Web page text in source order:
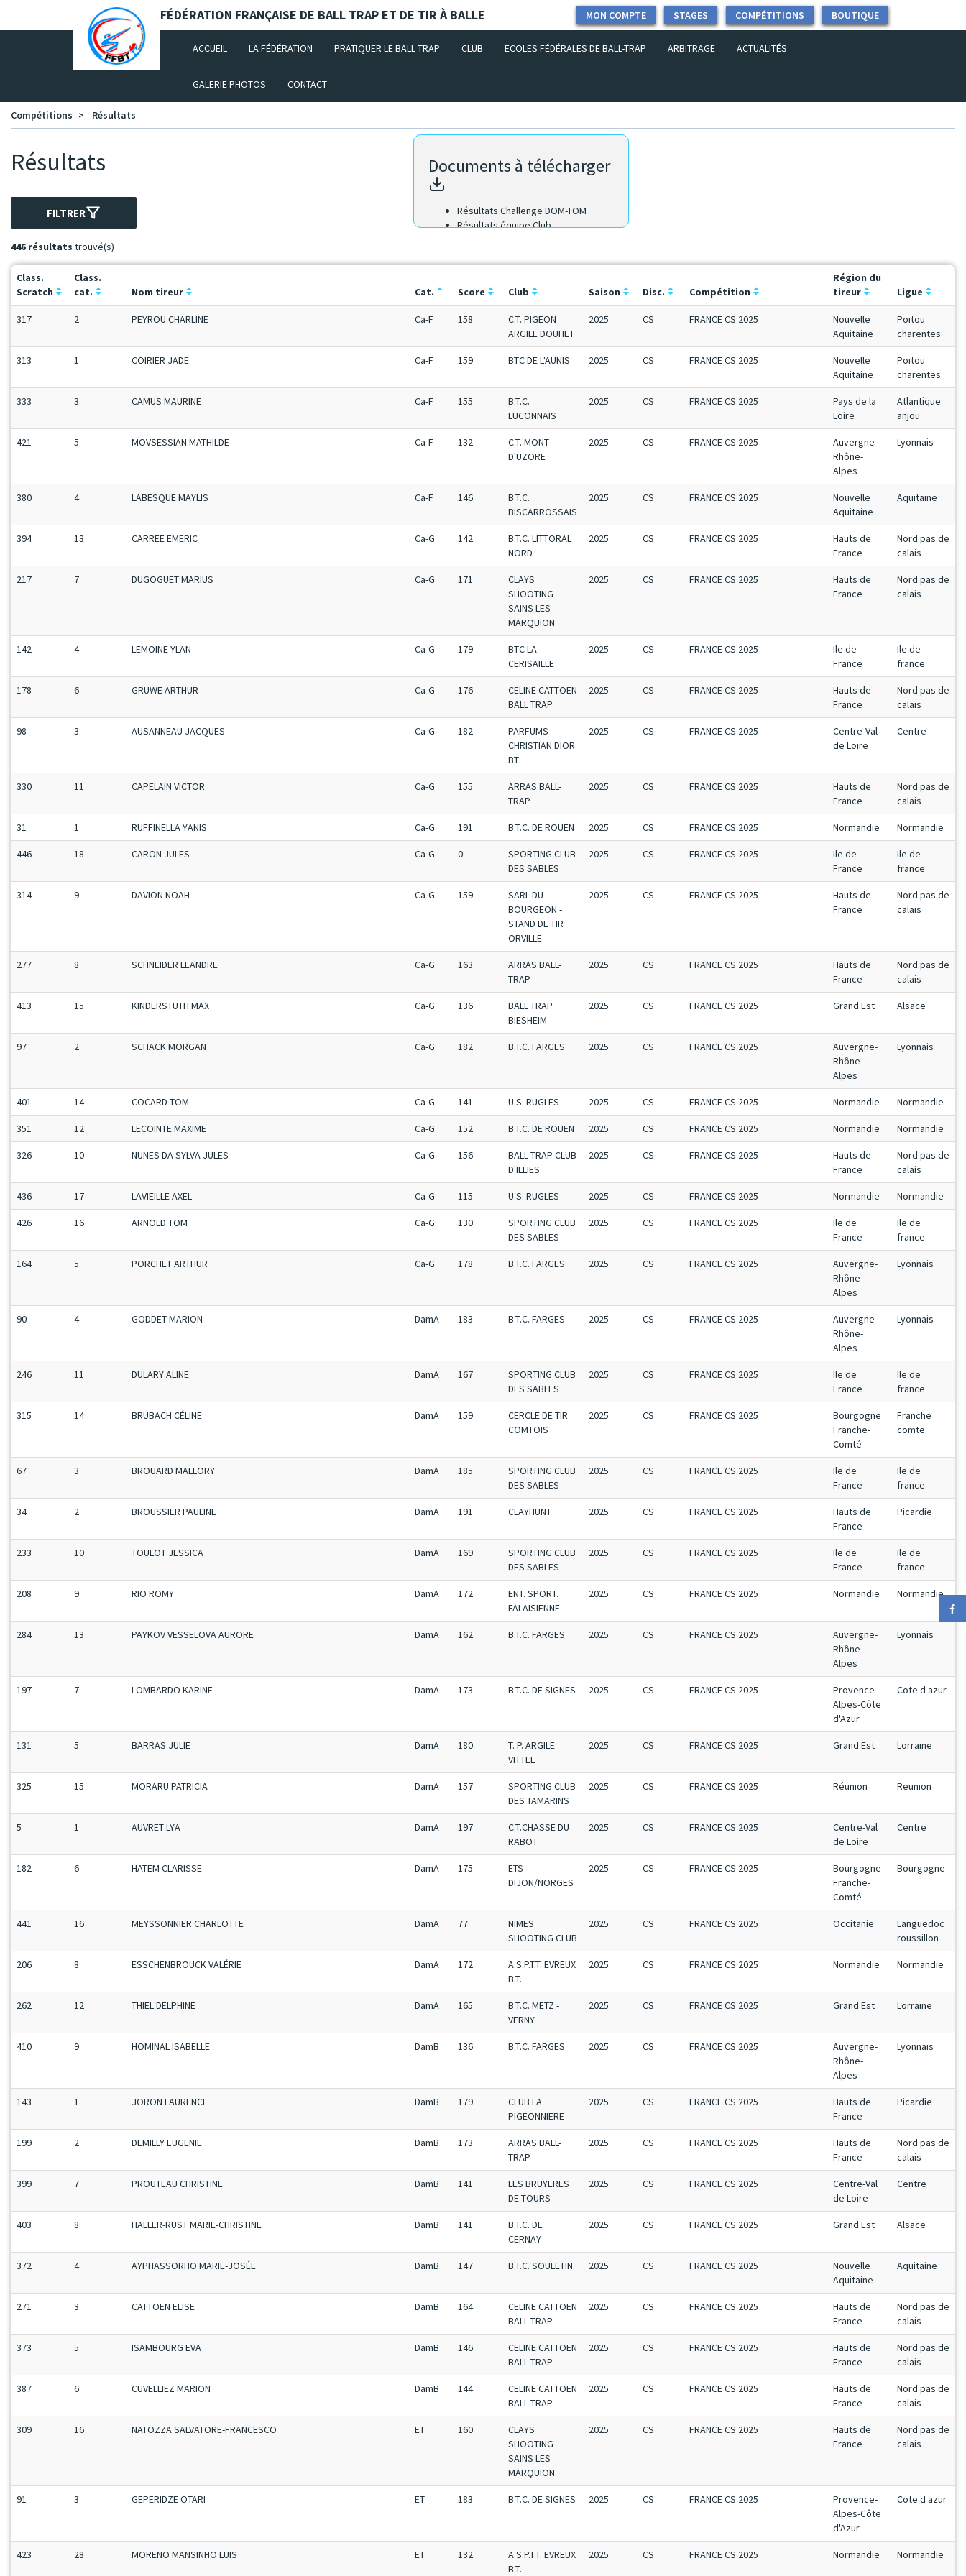
Panneau de gestion des cookies FÉDÉRATION FRANÇAISE DE BALL TRAP ET DE TIR À BALLE BOUTIQUE
COMPÉTITIONS
STAGES
MON COMPTE
ACCUEIL (CURRENT)
LA FÉDÉRATION PRATIQUER LE BALL TRAP CLUB ECOLES FÉDÉRALES DE BALL-TRAP ARBITRAGE ACTUALITÉS
GALERIE PHOTOS CONTACT
Compétitions Résultats
Résultats
FILTRER
446 résultats trouvé(s)
Documents à télécharger
Résultats Challenge DOM-TOM
Résultats équipe Club
Class.
Scratch
Class.
cat.
Nom tireur Cat. Score Club Saison Disc. Compétition
Région du
tireur
Ligue
317 2 PEYROU CHARLINE Ca-F 158
C.T. PIGEON
ARGILE DOUHET
2025 CS FRANCE CS 2025
Nouvelle
Aquitaine
Poitou
charentes
313 1 COIRIER JADE Ca-F 159 BTC DE L'AUNIS 2025 CS FRANCE CS 2025
Nouvelle
Aquitaine
Poitou
charentes
333 3 CAMUS MAURINE Ca-F 155
B.T.C.
LUCONNAIS
2025 CS FRANCE CS 2025
Pays de la
Loire
Atlantique
anjou
421 5 MOVSESSIAN MATHILDE Ca-F 132
C.T. MONT
D'UZORE
2025 CS FRANCE CS 2025
Auvergne-
Rhône-
Alpes
Lyonnais
380 4 LABESQUE MAYLIS Ca-F 146
B.T.C.
BISCARROSSAIS
2025 CS FRANCE CS 2025
Nouvelle
Aquitaine
Aquitaine
394 13 CARREE EMERIC Ca-G 142
B.T.C. LITTORAL
NORD
2025 CS FRANCE CS 2025
Hauts de
France
Nord pas de
calais
217 7 DUGOGUET MARIUS Ca-G 171
CLAYS
SHOOTING
SAINS LES
MARQUION
2025 CS FRANCE CS 2025
Hauts de
France
Nord pas de
calais
142 4 LEMOINE YLAN Ca-G 179
BTC LA
CERISAILLE
2025 CS FRANCE CS 2025
Ile de
France
Ile de
france
178 6 GRUWE ARTHUR Ca-G 176
CELINE CATTOEN
BALL TRAP
2025 CS FRANCE CS 2025
Hauts de
France
Nord pas de
calais
98 3 AUSANNEAU JACQUES Ca-G 182
PARFUMS
CHRISTIAN DIOR
BT
2025 CS FRANCE CS 2025
Centre-Val
de Loire
Centre
330 11 CAPELAIN VICTOR Ca-G 155
ARRAS BALL-
TRAP
2025 CS FRANCE CS 2025
Hauts de
France
Nord pas de
calais
31 1 RUFFINELLA YANIS Ca-G 191 B.T.C. DE ROUEN 2025 CS FRANCE CS 2025 Normandie Normandie
446 18 CARON JULES Ca-G 0
SPORTING CLUB
DES SABLES
2025 CS FRANCE CS 2025
Ile de
France
Ile de
france
314 9 DAVION NOAH Ca-G 159
SARL DU
BOURGEON -
STAND DE TIR
ORVILLE
2025 CS FRANCE CS 2025
Hauts de
France
Nord pas de
calais
277 8 SCHNEIDER LEANDRE Ca-G 163
ARRAS BALL-
TRAP
2025 CS FRANCE CS 2025
Hauts de
France
Nord pas de
calais
413 15 KINDERSTUTH MAX Ca-G 136
BALL TRAP
BIESHEIM
2025 CS FRANCE CS 2025 Grand Est Alsace
97 2 SCHACK MORGAN Ca-G 182 B.T.C. FARGES 2025 CS FRANCE CS 2025
Auvergne-
Rhône-
Alpes
Lyonnais
401 14 COCARD TOM Ca-G 141 U.S. RUGLES 2025 CS FRANCE CS 2025 Normandie Normandie
351 12 LECOINTE MAXIME Ca-G 152 B.T.C. DE ROUEN 2025 CS FRANCE CS 2025 Normandie Normandie
326 10 NUNES DA SYLVA JULES Ca-G 156
BALL TRAP CLUB
D'ILLIES
2025 CS FRANCE CS 2025
Hauts de
France
Nord pas de
calais
436 17 LAVIEILLE AXEL Ca-G 115 U.S. RUGLES 2025 CS FRANCE CS 2025 Normandie Normandie
426 16 ARNOLD TOM Ca-G 130
SPORTING CLUB
DES SABLES
2025 CS FRANCE CS 2025
Ile de
France
Ile de
france
164 5 PORCHET ARTHUR Ca-G 178 B.T.C. FARGES 2025 CS FRANCE CS 2025
Auvergne-
Rhône-
Alpes
Lyonnais
90 4 GODDET MARION DamA 183 B.T.C. FARGES 2025 CS FRANCE CS 2025
Auvergne-
Rhône-
Alpes
Lyonnais
246 11 DULARY ALINE DamA 167
SPORTING CLUB
DES SABLES
2025 CS FRANCE CS 2025
Ile de
France
Ile de
france
315 14 BRUBACH CÉLINE DamA 159
CERCLE DE TIR
COMTOIS
2025 CS FRANCE CS 2025
Bourgogne
Franche-
Comté
Franche
comte
67 3 BROUARD MALLORY DamA 185
SPORTING CLUB
DES SABLES
2025 CS FRANCE CS 2025
Ile de
France
Ile de
france
34 2 BROUSSIER PAULINE DamA 191 CLAYHUNT 2025 CS FRANCE CS 2025
Hauts de
France
Picardie
233 10 TOULOT JESSICA DamA 169
SPORTING CLUB
DES SABLES
2025 CS FRANCE CS 2025
Ile de
France
Ile de
france
208 9 RIO ROMY DamA 172
ENT. SPORT.
FALAISIENNE
2025 CS FRANCE CS 2025 Normandie Normandie
284 13 PAYKOV VESSELOVA AURORE DamA 162 B.T.C. FARGES 2025 CS FRANCE CS 2025
Auvergne-
Rhône-
Alpes
Lyonnais
197 7 LOMBARDO KARINE DamA 173 B.T.C. DE SIGNES 2025 CS FRANCE CS 2025
Provence-
Alpes-Côte
d'Azur
Cote d azur
131 5 BARRAS JULIE DamA 180
T. P. ARGILE
VITTEL
2025 CS FRANCE CS 2025 Grand Est Lorraine
325 15 MORARU PATRICIA DamA 157
SPORTING CLUB
DES TAMARINS
2025 CS FRANCE CS 2025 Réunion Reunion
5 1 AUVRET LYA DamA 197
C.T.CHASSE DU
RABOT
2025 CS FRANCE CS 2025
Centre-Val
de Loire
Centre
182 6 HATEM CLARISSE DamA 175
ETS
DIJON/NORGES
2025 CS FRANCE CS 2025
Bourgogne
Franche-
Comté
Bourgogne
441 16 MEYSSONNIER CHARLOTTE DamA 77
NIMES
SHOOTING CLUB
2025 CS FRANCE CS 2025 Occitanie
Languedoc
roussillon
206 8 ESSCHENBROUCK VALÉRIE DamA 172
A.S.P.T.T. EVREUX
B.T.
2025 CS FRANCE CS 2025 Normandie Normandie
262 12 THIEL DELPHINE DamA 165
B.T.C. METZ -
VERNY
2025 CS FRANCE CS 2025 Grand Est Lorraine
410 9 HOMINAL ISABELLE DamB 136 B.T.C. FARGES 2025 CS FRANCE CS 2025
Auvergne-
Rhône-
Alpes
Lyonnais
143 1 JORON LAURENCE DamB 179
CLUB LA
PIGEONNIERE
2025 CS FRANCE CS 2025
Hauts de
France
Picardie
199 2 DEMILLY EUGENIE DamB 173
ARRAS BALL-
TRAP
2025 CS FRANCE CS 2025
Hauts de
France
Nord pas de
calais
399 7 PROUTEAU CHRISTINE DamB 141
LES BRUYERES
DE TOURS
2025 CS FRANCE CS 2025
Centre-Val
de Loire
Centre
403 8 HALLER-RUST MARIE-CHRISTINE DamB 141
B.T.C. DE
CERNAY
2025 CS FRANCE CS 2025 Grand Est Alsace
372 4 AYPHASSORHO MARIE-JOSÉE DamB 147 B.T.C. SOULETIN 2025 CS FRANCE CS 2025
Nouvelle
Aquitaine
Aquitaine
271 3 CATTOEN ELISE DamB 164
CELINE CATTOEN
BALL TRAP
2025 CS FRANCE CS 2025
Hauts de
France
Nord pas de
calais
373 5 ISAMBOURG EVA DamB 146
CELINE CATTOEN
BALL TRAP
2025 CS FRANCE CS 2025
Hauts de
France
Nord pas de
calais
387 6 CUVELLIEZ MARION DamB 144
CELINE CATTOEN
BALL TRAP
2025 CS FRANCE CS 2025
Hauts de
France
Nord pas de
calais
309 16 NATOZZA SALVATORE-FRANCESCO ET 160
CLAYS
SHOOTING
SAINS LES
MARQUION
2025 CS FRANCE CS 2025
Hauts de
France
Nord pas de
calais
91 3 GEPERIDZE OTARI ET 183 B.T.C. DE SIGNES 2025 CS FRANCE CS 2025
Provence-
Alpes-Côte
d'Azur
Cote d azur
423 28 MORENO MANSINHO LUIS ET 132
A.S.P.T.T. EVREUX
B.T.
2025 CS FRANCE CS 2025 Normandie Normandie